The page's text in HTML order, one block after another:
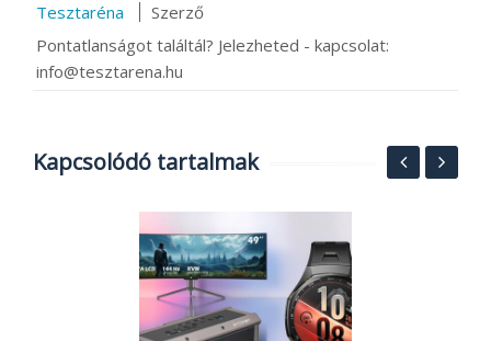
Tesztaréna
Szerző
Pontatlanságot találtál? Jelezheted - kapcsolat:
info@tesztarena.hu
Kapcsolódó tartalmak